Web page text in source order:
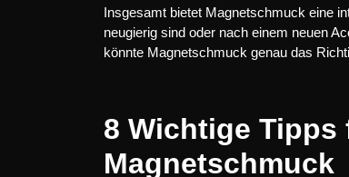
Insgesamt bietet Magnetschmuck eine
neugierig sind oder nach einem neuen
könnte Magnetschmuck genau das
8 Wichtige Tipps
Magnetschmuck